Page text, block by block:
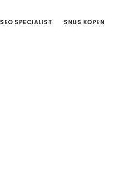
SEO SPECIALIST SNUS KOPEN